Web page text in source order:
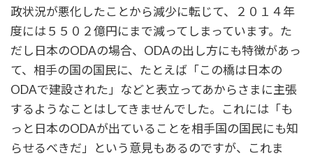
政状況が悪化したことから減少に転じて、２０１４年
度には５５０２億円にまで減ってしまっています。た
だし日本のODAの場合、ODAの出し方にも特徴があっ
て、相手の国の国民に、たとえば「この橋は日本の
ODAで建設された」などと表立ってあからさまに主張
するようなことはしてきませんでした。これには「も
っと日本のODAが出ていることを相手国の国民にも知
らせるべきだ」という意見もあるのですが、これま